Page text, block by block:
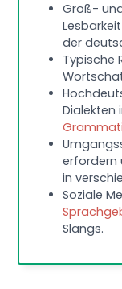
Groß-
der
Typische
Dialekten
erfordern
in
Soziale
Slangs.